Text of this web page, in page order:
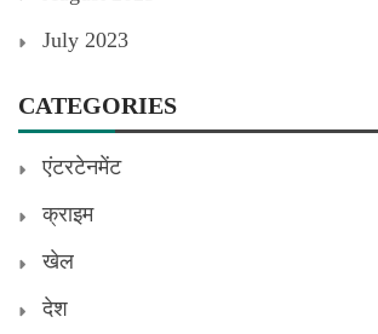
July 2023
CATEGORIES
एंटरटेनमेंट
क्राइम
खेल
देश